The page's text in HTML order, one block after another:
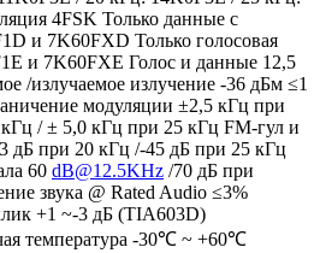
4FSK Только данные с
и 7K60FXD Только голосовая
и 7K60FXE Голос и данные 12,5
/излучаемое излучение -36 дБм ≤1
модуляции ±2,5 кГц при
/ ± 5,0 кГц при 25 кГц FM-гул и
дБ при 20 кГц /-45 дБ при 25 кГц
60 dB@12.5KHz /70 дБ при
звука @ Rated Audio ≤3%
+1 ~-3 дБ (TIA603D)
температура -30℃ ~ +60℃